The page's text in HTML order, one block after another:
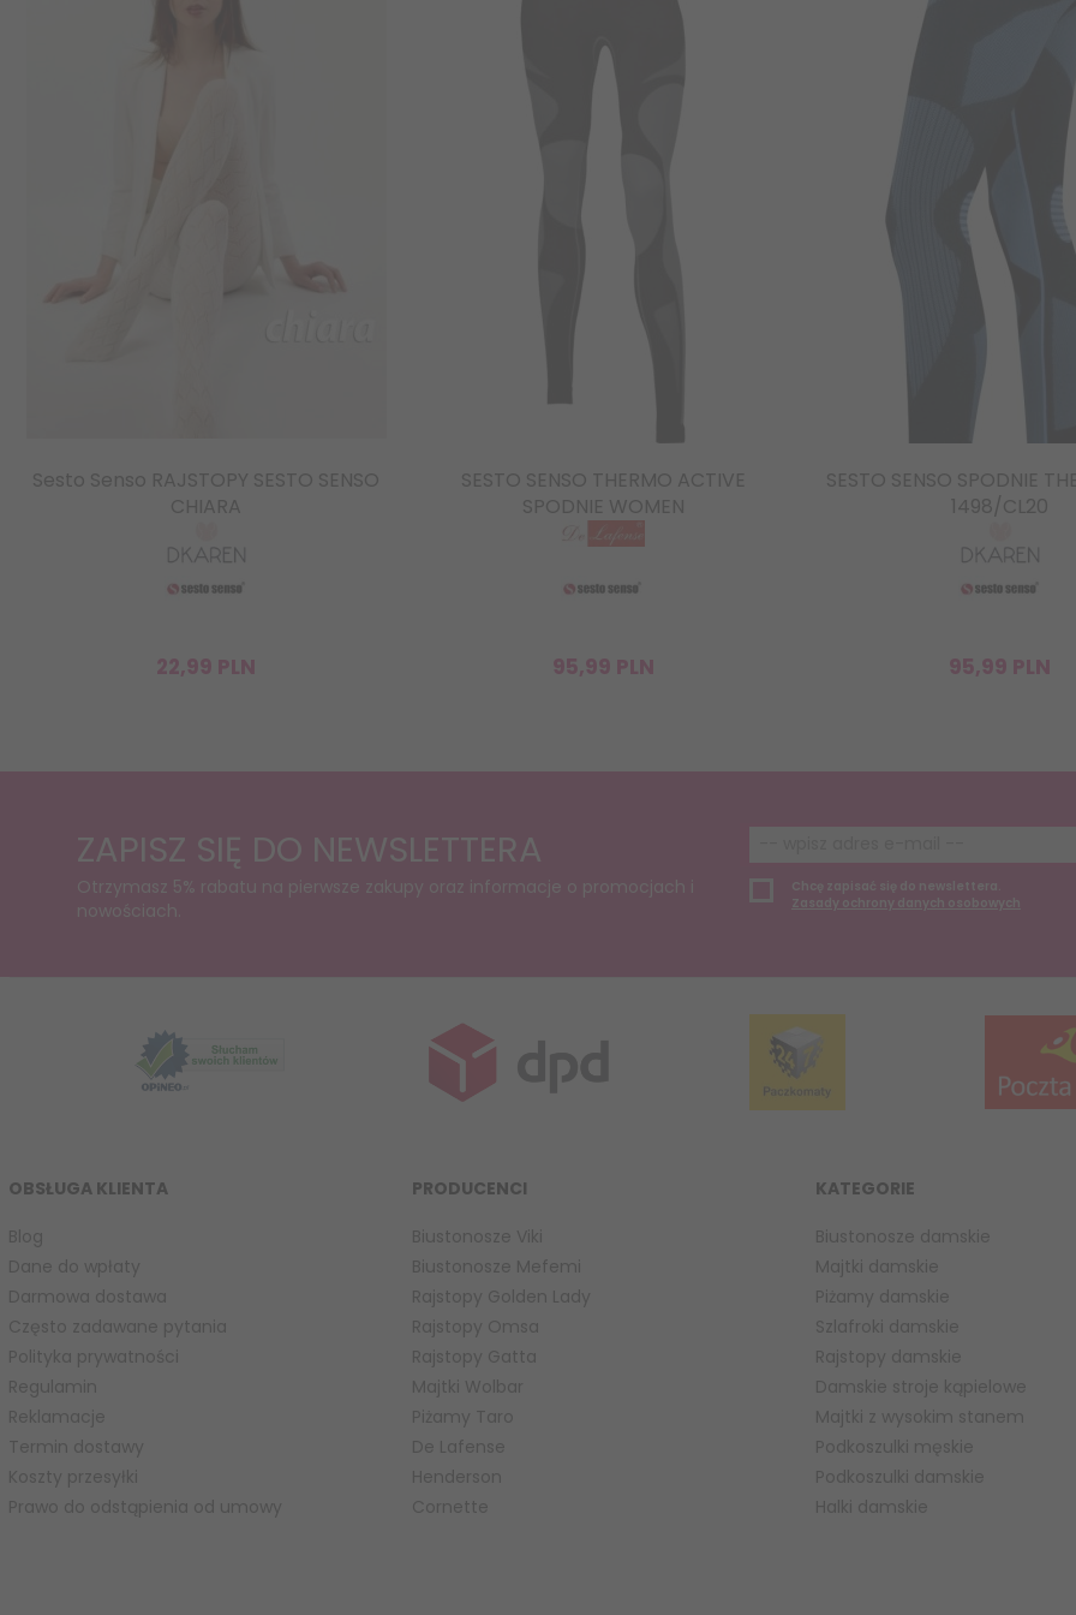
Sesto Senso RAJSTOPY SESTO SENSO
CHIARA
22,99 PLN
SESTO SENSO THERMO ACTIVE
SPODNIE WOMEN
95,99 PLN
SESTO SENSO SPODNIE
1498/CL20
95,99 PLN
ZAPISZ SIĘ DO NEWSLETTERA
Otrzymasz 5% rabatu na pierwsze zakupy oraz informacje o promocjach i
nowościach.
Chcę zapisać się do newslettera.
Zasady ochrony danych osobowych
OBSŁUGA KLIENTA
Blog
Dane do wpłaty
Darmowa dostawa
Często zadawane pytania
Polityka prywatności
Regulamin
Reklamacje
Termin dostawy
Koszty przesyłki
Prawo do odstąpienia od umowy
PRODUCENCI
Biustonosze Viki
Biustonosze Mefemi
Rajstopy Golden Lady
Rajstopy Omsa
Rajstopy Gatta
Majtki Wolbar
Piżamy Taro
De Lafense
Henderson
Cornette
KATEGORIE
Biustonosze damskie
Majtki damskie
Piżamy damskie
Szlafroki damskie
Rajstopy damskie
Damskie stroje kąpielowe
Majtki z wysokim stanem
Podkoszulki męskie
Podkoszulki damskie
Halki damskie